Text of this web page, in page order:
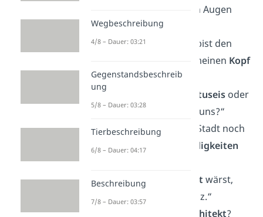
habe mich in deinen Augen
verloren.“
„Bist du müde? Du bist den
ganzen Tag durch meinen Kopf
gelaufen.“
Kaktuseisoder
knistert’s zwischen uns?“
„Gibt es hier in der Stadt noch
andereSehenswürdigkeiten
„Wenn du eine
Stadt wärst,
dann wärst du Mainz.“
Architekt?
Wegbeschreibung
4/8 – Dauer: 03:21
Gegenstandsbeschreib
ung
5/8 – Dauer: 03:28
Tierbeschreibung
6/8 – Dauer: 04:17
Beschreibung
7/8 – Dauer: 03:57